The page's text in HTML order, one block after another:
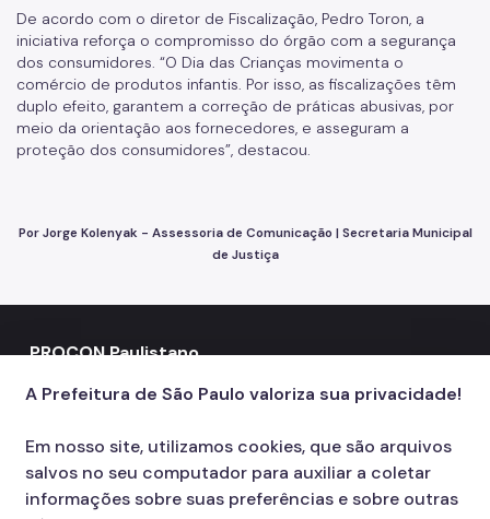
De acordo com o diretor de Fiscalização, Pedro Toron, a
iniciativa reforça o compromisso do órgão com a segurança
dos consumidores. “O Dia das Crianças movimenta o
comércio de produtos infantis. Por isso, as fiscalizações têm
duplo efeito, garantem a correção de práticas abusivas, por
meio da orientação aos fornecedores, e asseguram a
proteção dos consumidores”, destacou.
Por Jorge Kolenyak - Assessoria de Comunicação | Secretaria Municipal
de Justiça
PROCON Paulistano
Contatos
Redes Sociais
Icone do YouTube
Icone do X
Icone do Instagram
Icone do Facebook
A Prefeitura de São Paulo valoriza sua privacidade!
Em nosso site, utilizamos cookies, que são arquivos
salvos no seu computador para auxiliar a coletar
informações sobre suas preferências e sobre outras